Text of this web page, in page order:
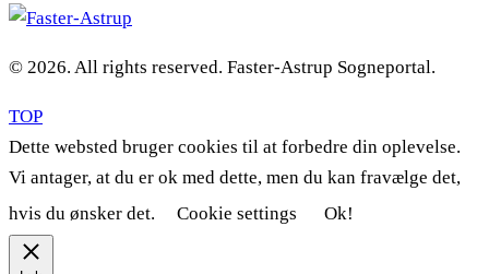
© 2026. All rights reserved. Faster-Astrup Sogneportal.
TOP
Dette websted bruger cookies til at forbedre din oplevelse.
Vi antager, at du er ok med dette, men du kan fravælge det,
hvis du ønsker det.
Cookie settings Ok!